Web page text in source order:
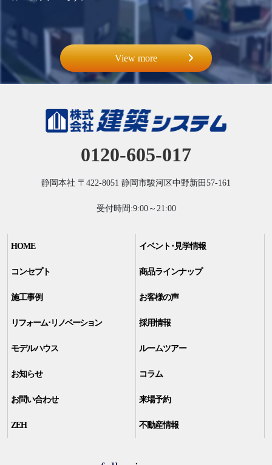
View more
0120-605-017
静岡本社 〒422-8051 静岡市駿河区中野新田57-161
受付時間:9:00～21:00
HOME イベント･見学情報
コンセプト 商品ラインナップ
施工事例 お客様の声
リフォーム･リノベーション 採用情報
モデルハウス ルームツアー
お知らせ コラム
お問い合わせ 来場予約
ZEH 不動産情報